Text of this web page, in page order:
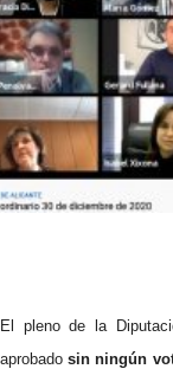
El pleno de la
aprobadosin ningún